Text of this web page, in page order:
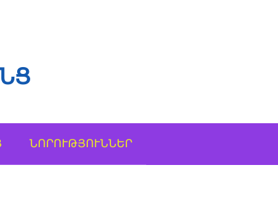
ՆՈՐՈՒԹՅՈՒՆՆԵՐ